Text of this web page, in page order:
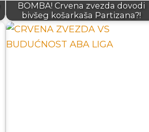
BOMBA! Crvena zvezda dovodi
bivšeg košarkaša Partizana?!